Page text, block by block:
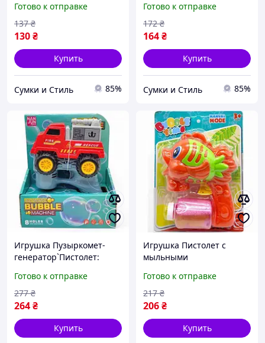
розовый 17
Готово к отправке
130₴
137 ₴
Купить
Сумки и Стиль 85%
Готово к отправке
164₴
172 ₴
Купить
Сумки и Стиль 85%
Игрушка Пузыркомет-
генератор`Пистолет:
Готово к отправке
264₴
277 ₴
Купить
Игрушка Пистолет с
мыльными
еский (оранжевый) 17
Готово к отправке
206₴
217 ₴
Купить